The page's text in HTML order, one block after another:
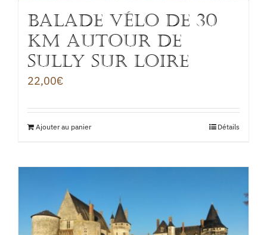
BALADE VÉLO de 30
km autour de
SULLY sur LOIRE
22,00€
Ajouter au panier Détails